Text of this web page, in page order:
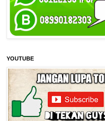
YOUTUBE